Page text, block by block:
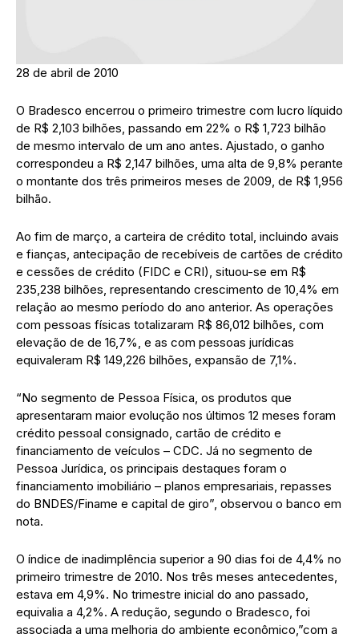
28 de abril de 2010
O Bradesco encerrou o primeiro trimestre com lucro líquido
de R$ 2,103 bilhões, passando em 22% o R$ 1,723 bilhão
de mesmo intervalo de um ano antes. Ajustado, o ganho
correspondeu a R$ 2,147 bilhões, uma alta de 9,8% perante
o montante dos três primeiros meses de 2009, de R$ 1,956
bilhão.
Ao fim de março, a carteira de crédito total, incluindo avais
e fianças, antecipação de recebíveis de cartões de crédito
e cessões de crédito (FIDC e CRI), situou-se em R$
235,238 bilhões, representando crescimento de 10,4% em
relação ao mesmo período do ano anterior. As operações
com pessoas físicas totalizaram R$ 86,012 bilhões, com
elevação de de 16,7%, e as com pessoas jurídicas
equivaleram R$ 149,226 bilhões, expansão de 7,1%.
“No segmento de Pessoa Física, os produtos que
apresentaram maior evolução nos últimos 12 meses foram
crédito pessoal consignado, cartão de crédito e
financiamento de veículos – CDC. Já no segmento de
Pessoa Jurídica, os principais destaques foram o
financiamento imobiliário – planos empresariais, repasses
do BNDES/Finame e capital de giro”, observou o banco em
nota.
O índice de inadimplência superior a 90 dias foi de 4,4% no
primeiro trimestre de 2010. Nos três meses antecedentes,
estava em 4,9%. No trimestre inicial do ano passado,
equivalia a 4,2%. A redução, segundo o Bradesco, foi
associada a uma melhoria do ambiente econômico,”com a